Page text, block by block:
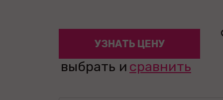
УЗНАТЬ ЦЕНУ
выбрать и сравнить